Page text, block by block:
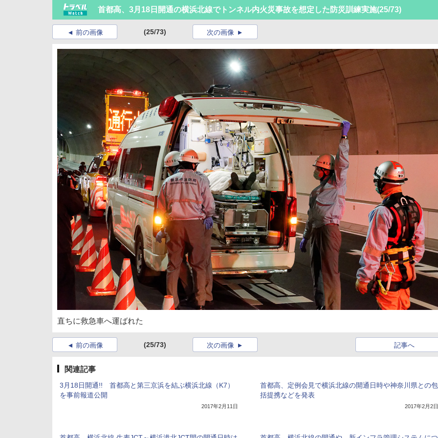
首都高、3月18日開通の横浜北線でトンネル内火災事故を想定した防災訓練実施(25/73)
前の画像 (25/73) 次の画像
直ちに救急車へ運ばれた
前の画像 (25/73) 次の画像 記事へ
関連記事
3月18日開通!! 首都高と第三京浜を結ぶ横浜北線（K7）
を事前報道公開
2017年2月11日
首都高、定例会見で横浜北線の開通日時や神奈川県との包
括提携などを発表
2017年2月2日